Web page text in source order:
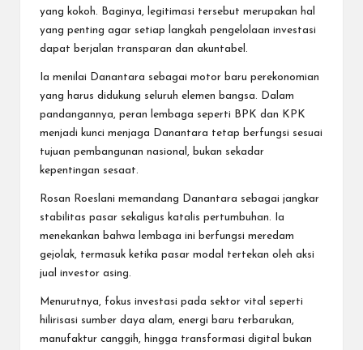
yang kokoh. Baginya, legitimasi tersebut merupakan hal
yang penting agar setiap langkah pengelolaan investasi
dapat berjalan transparan dan akuntabel.
Ia menilai Danantara sebagai motor baru perekonomian
yang harus didukung seluruh elemen bangsa. Dalam
pandangannya, peran lembaga seperti BPK dan KPK
menjadi kunci menjaga Danantara tetap berfungsi sesuai
tujuan pembangunan nasional, bukan sekadar
kepentingan sesaat.
Rosan Roeslani memandang Danantara sebagai jangkar
stabilitas pasar sekaligus katalis pertumbuhan. Ia
menekankan bahwa lembaga ini berfungsi meredam
gejolak, termasuk ketika pasar modal tertekan oleh aksi
jual investor asing.
Menurutnya, fokus investasi pada sektor vital seperti
hilirisasi sumber daya alam, energi baru terbarukan,
manufaktur canggih, hingga transformasi digital bukan